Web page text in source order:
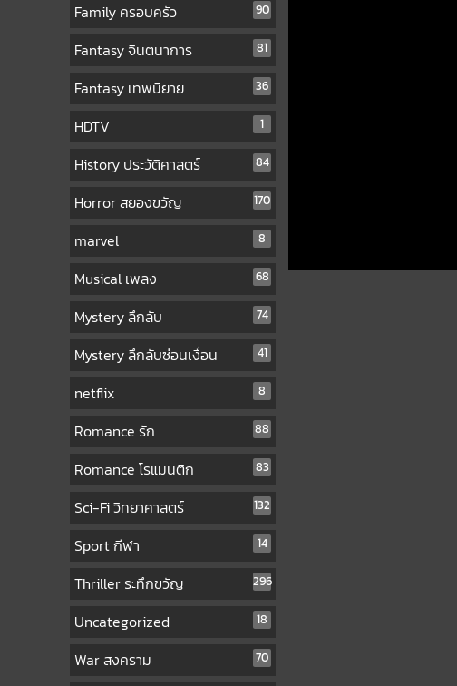
Family ครอบครัว 90
Fantasy จินตนาการ 81
Fantasy เทพนิยาย 36
HDTV 1
History ประวัติศาสตร์ 84
Horror สยองขวัญ 170
marvel 8
Musical เพลง 68
Mystery ลึกลับ 74
Mystery ลึกลับซ่อนเงื่อน 41
netflix 8
Romance รัก 88
Romance โรแมนติก 83
Sci-Fi วิทยาศาสตร์ 132
Sport กีฬา 14
Thriller ระทึกขวัญ 296
Uncategorized 18
War สงคราม 70